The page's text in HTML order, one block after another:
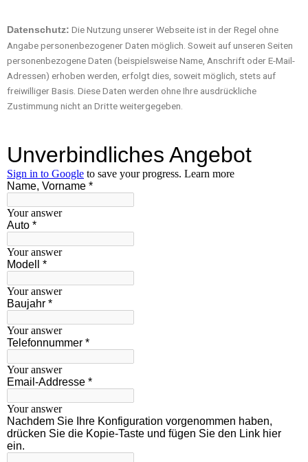
Datenschutz: Die Nutzung unserer Webseite ist in der Regel ohne
Angabe personenbezogener Daten möglich. Soweit auf unseren Seiten
personenbezogene Daten (beispielsweise Name, Anschrift oder E-Mail-
Adressen) erhoben werden, erfolgt dies, soweit möglich, stets auf
freiwilliger Basis. Diese Daten werden ohne Ihre ausdrückliche
Zustimmung nicht an Dritte weitergegeben.